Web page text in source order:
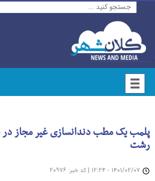
پلمب یک مطب دندانسازی غیر مجاز در
رشت
| کد خبر: ۲۰۹۷۶